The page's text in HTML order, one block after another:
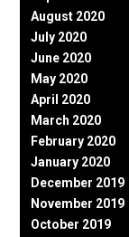
August 2020
July 2020
June 2020
May 2020
April 2020
March 2020
February 2020
January 2020
December 2019
November 2019
October 2019